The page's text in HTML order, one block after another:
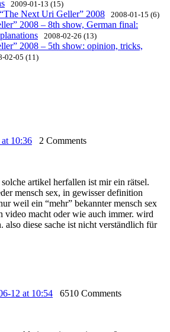
2009-01-13 (15)
Next Uri Geller” 2008 2008-01-15 (6)
2008 – 8th show, German final:
2008-02-26 (13)
2008 – 5th show: opinion, tricks,
02-05 (11)
10:36
2 Comments
artikel herfallen ist mir ein rätsel.
mensch sex, in gewisser definition
weil ein “mehr” bekannter mensch sex
video macht oder wie auch immer. wird
also diese sache ist nicht verständlich für
12 at 10:54
6510 Comments